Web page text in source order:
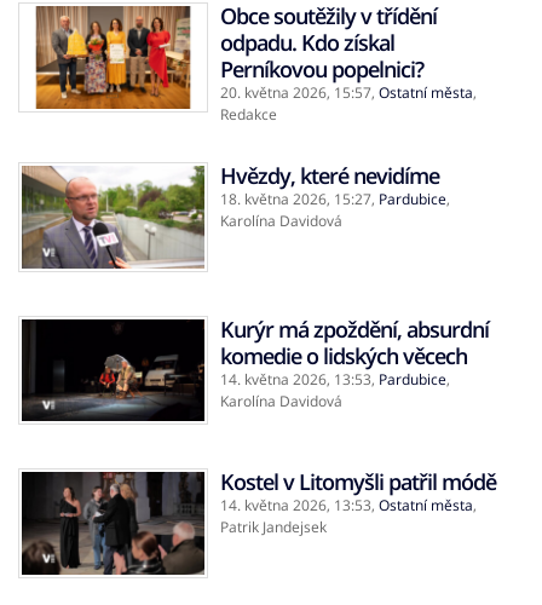
Obce soutěžily v třídění
odpadu. Kdo získal
Perníkovou popelnici?
20. května 2026, 15:57, Ostatní města,
Redakce
Hvězdy, které nevidíme
18. května 2026, 15:27, Pardubice,
Karolína Davidová
Kurýr má zpoždění, absurdní
komedie o lidských věcech
14. května 2026, 13:53, Pardubice,
Karolína Davidová
Kostel v Litomyšli patřil módě
14. května 2026, 13:53, Ostatní města,
Patrik Jandejsek